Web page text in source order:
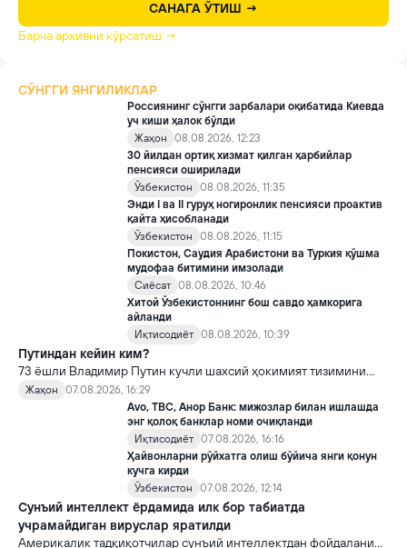
САНАГА ЎТИШ →
Барча архивни кўрсатиш →
СЎНГГИ ЯНГИЛИКЛАР
Россиянинг сўнгги зарбалари оқибатида Киевда
уч киши ҳалок бўлди
Жаҳон
08.08.2026, 12:23
30 йилдан ортиқ хизмат қилган ҳарбийлар
пенсияси оширилади
Ўзбекистон
08.08.2026, 11:35
Энди I ва II гуруҳ ногиронлик пенсияси проактив
қайта ҳисобланади
Ўзбекистон
08.08.2026, 11:15
Покистон, Саудия Арабистони ва Туркия қўшма
мудофаа битимини имзолади
Сиёсат 08.08.2026, 10:46
Хитой Ўзбекистоннинг бош савдо ҳамкорига
айланди
Иқтисодиёт 08.08.2026, 10:39
Путиндан кейин ким?
73 ёшли Владимир Путин кучли шахсий ҳокимият тизимини
яратди, аммо ундан кейин ким келиши ва ҳокимиятни
топшириш механизми ҳали ноаниқ. Таҳлилчилар фикрича, бу
Кремлда ворислик жангига олиб келиши мумкин.
Жаҳон
07.08.2026, 16:29
Avo, TBC, Анор Банк: мижозлар билан ишлашда
энг қолоқ банклар номи очиқланди
Иқтисодиёт 07.08.2026, 16:16
Ҳайвонларни рўйхатга олиш бўйича янги қонун
кучга кирди
Ўзбекистон
07.08.2026, 12:14
Сунъий интеллект ёрдамида илк бор табиатда
учрамайдиган вируслар яратилди
Америкалик тадқиқотчилар сунъий интеллектдан фойдаланиб